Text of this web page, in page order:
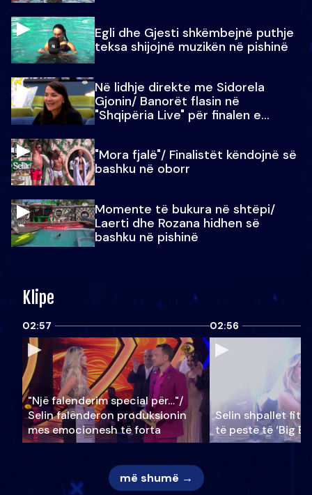
Egli dhe Gjesti shkëmbejnë puthje
teksa shijojnë muzikën në pishinë
Në lidhje direkte me Sidorela
Gjonin/ Banorët flasin në
"Shqipëria Live" për finalen e
"Mora fjalë"/ Finalistët këndojnë së
bashku në oborr
Momente të bukura në shtëpi/
Laerti dhe Rozana hidhen së
bashku në pishinë
Klipe
02:57
"Një falenderim special për…"/
Selin falënderon produksionin
mes emocionesh të forta
02:56
Selin shpallet
të pestë të ‘Big
më shumë →